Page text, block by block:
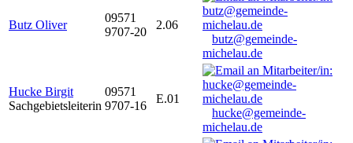
Butz Oliver
09571
9707-20
2.06
butz@gemeinde-
michelau.de
Hucke Birgit
Sachgebietsleiterin
09571
9707-16
E.01
hucke@gemeinde-
michelau.de